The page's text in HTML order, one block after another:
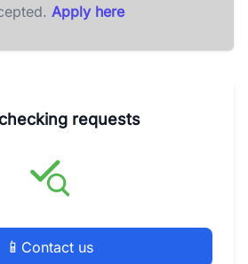
Apply here
requests
📱 Contact us